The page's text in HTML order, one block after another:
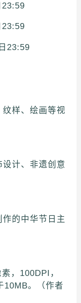
23:59
23:59
23:59
样、绘画等视
计、非遗创意
的中华节日主
，100DPI，
10MB。（作者